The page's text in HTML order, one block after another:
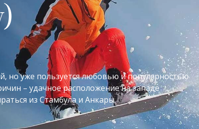
но уже пользуется любовью и популярностью
– удачное расположение на западе
из Стамбулаи Анкары.
по двум частям курорта, которые называются